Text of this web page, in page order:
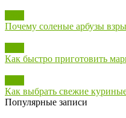
Почему соленые арбузы
Как быстро приготовить
Как выбрать свежие
Популярные записи